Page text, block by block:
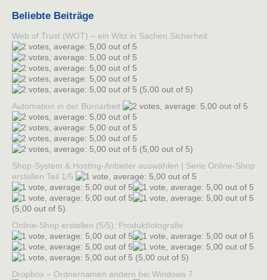
Beliebte Beiträge
Web of Trust (WOT) – ein Witz in Sachen Sicherheit
(5,00 out of 5)
Automation in der Büroarbeit
(5,00 out of 5)
Shop-System & Hosting-Anbieter auswählen | Serie Online-Shop
erstellen Teil 1/5
(5,00 out of 5)
Online-Shop erstellen (5/5): Produktfotografie
(5,00 out of 5)
Dropbox – Ordnernamen ändern bei Windows 7